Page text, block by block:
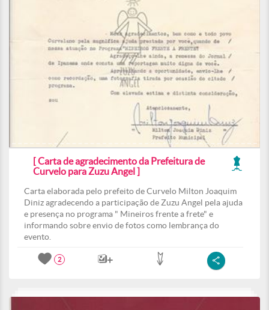
[ Carta de agradecimento da Prefeitura de
Curvelo para Zuzu Angel ]
Carta elaborada pelo prefeito de Curvelo Milton Joaquim
Diniz agradecendo a participação de Zuzu Angel pela ajuda
e presença no programa " Mineiros frente a frete" e
informando sobre envio de fotos como lembrança do
evento.
2